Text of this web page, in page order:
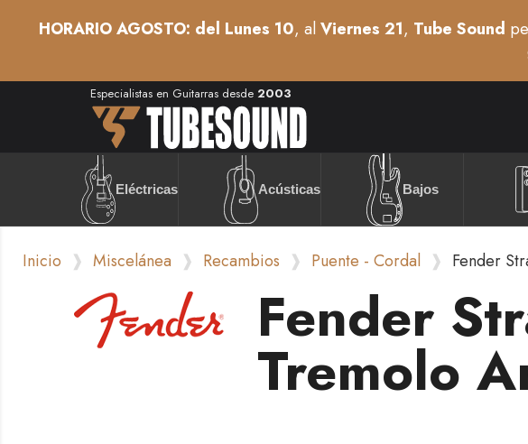
HORARIO AGOSTO: del Lunes 10, alViernes 21, Tube Sound
Especialistas en Guitarras desde 2003
Eléctricas Acústicas Bajos
Inicio Miscelánea Recambios Puente - Cordal Fender
Fender
Tremolo